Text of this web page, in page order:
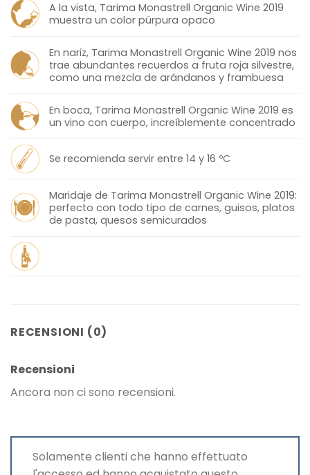
A la vista, Tarima Monastrell Organic Wine 2019
muestra un color púrpura opaco
En nariz, Tarima Monastrell Organic Wine 2019 nos
trae abundantes recuerdos a fruta roja silvestre,
como una mezcla de arándanos y frambuesa
En boca, Tarima Monastrell Organic Wine 2019 es
un vino con cuerpo, increíblemente concentrado
Se recomienda servir entre 14 y 16 ºC
Maridaje de Tarima Monastrell Organic Wine 2019:
perfecto con todo tipo de carnes, guisos, platos
de pasta, quesos semicurados
RECENSIONI (0)
Recensioni
Ancora non ci sono recensioni.
Solamente clienti che hanno effettuato